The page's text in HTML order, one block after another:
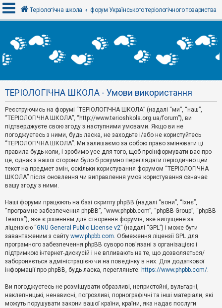
х
і
Р
є
с
т
р
а
ц
я
Т
м
и
б
е
з
в
і
д
п
о
в
д
й
Теріологічна школа форум Українського теріологічного товариства
ТЕРІОЛОГІЧНА ШКОЛА - Умови використання
Реєструючись на форумі “ТЕРІОЛОГІЧНА ШКОЛА” (надалі “ми”, “наш”,
“ТЕРІОЛОГІЧНА ШКОЛА”, “http://www.terioshkola.org.ua/forum”), ви
підтверджуєте свою згоду з наступними умовами. Якщо ви не
погоджуєтесь з ними, будь ласка, не заходьте і/або не користуйтесь
“ТЕРІОЛОГІЧНА ШКОЛА”. Ми залишаємо за собою право змінювати ці
правила будь-коли, і зробимо усе для того, щоб проінформувати вас про
це, однак з вашої сторони було б розумно переглядати періодично цей
текст на предмет змін, оскільки користування форумом “ТЕРІОЛОГІЧНА
ШКОЛА” після оновлення чи виправлення умов користування означає
вашу згоду з ними.
Наші форуми працюють на базі скрипту phpBB (надалі “вони”, “їхнє”,
“програмне забезпечення phpBB”, “www.phpbb.com”, “phpBB Group”, “phpBB
Teams”), яке є рішенням для створення форумів, яке випущене за
ліцензією “GNU General Public License v2” (надалі “GPL”) і може бути
завантаженим з сайту www.phpbb.com. Обмеження ліцензії GPL для
програмного забезпечення phpBB суворо пов'язані з організацією і
підтримкою інтернет-дискусій і не впливають на те, що дозволяється/
забороняється адміністрацією чи на поведінку в них. Для додаткової
інформації про phpBB, будь ласка, перегляньте: https://www.phpbb.com/.
Ви погоджуєтесь не розміщувати образливі, непристойні, вульгарні,
наклепницькі, ненависні, погрозливі, порнографічні та інші матеріали, які
можуть порушувати закони вашої країни, країни, яка надає послуги